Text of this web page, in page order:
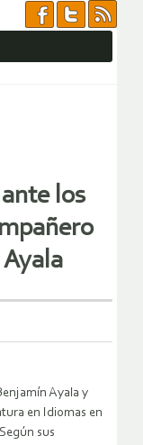
los
Ayala y
en Idiomas en
sus